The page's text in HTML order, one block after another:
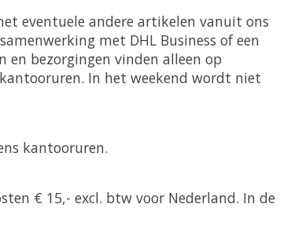
eventuele andere artikelen vanuit ons
met DHL Business of een
en bezorgingen vinden alleen op
In het weekend wordt niet
kantooruren.
€ 15,- excl. btw voor Nederland. In de